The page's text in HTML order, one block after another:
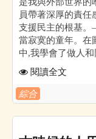
員帶著深厚的責任
支援民主的根基。
當寂寞的童年。在
中,我學會了做人
閱讀全文
綜合